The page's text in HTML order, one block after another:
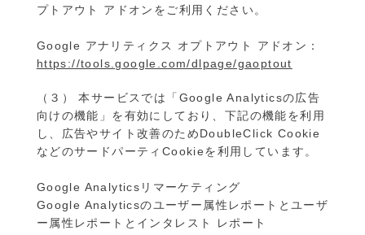
プトアウト アドオンをご利用ください。
Google アナリティクス オプトアウト アドオン：
https://tools.google.com/dlpage/gaoptout
（３） 本サービスでは「Google Analyticsの広告
向けの機能」を有効にしており、下記の機能を利用
し、広告やサイト改善のためDoubleClick Cookie
などのサードパーティCookieを利用しています。
Google Analyticsリマーケティング
Google Analyticsのユーザー属性レポートとユーザ
ー属性レポートとインタレスト レポート